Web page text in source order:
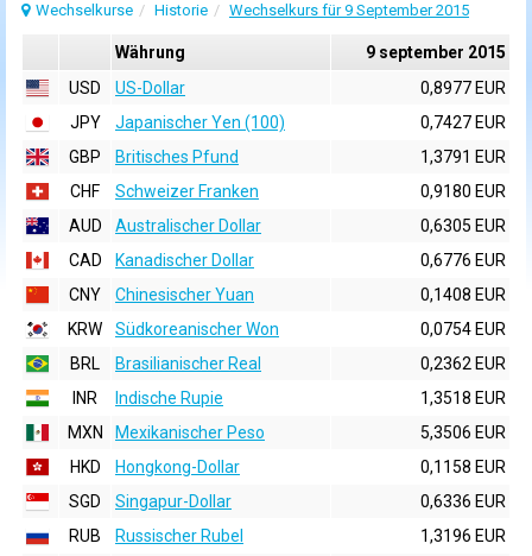
Wechselkurse Historie Wechselkurs für 9 September 2015
Währung
9 september 2015
USD
US-Dollar
0,8977 EUR
JPY
Japanischer Yen (100)
0,7427 EUR
GBP
Britisches Pfund
1,3791 EUR
CHF
Schweizer Franken
0,9180 EUR
AUD
Australischer Dollar
0,6305 EUR
CAD
Kanadischer Dollar
0,6776 EUR
CNY
Chinesischer Yuan
0,1408 EUR
KRW
Südkoreanischer Won
0,0754 EUR
BRL
Brasilianischer Real
0,2362 EUR
INR
Indische Rupie
1,3518 EUR
MXN
Mexikanischer Peso
5,3506 EUR
HKD
Hongkong-Dollar
0,1158 EUR
SGD
Singapur-Dollar
0,6336 EUR
RUB
Russischer Rubel
1,3196 EUR